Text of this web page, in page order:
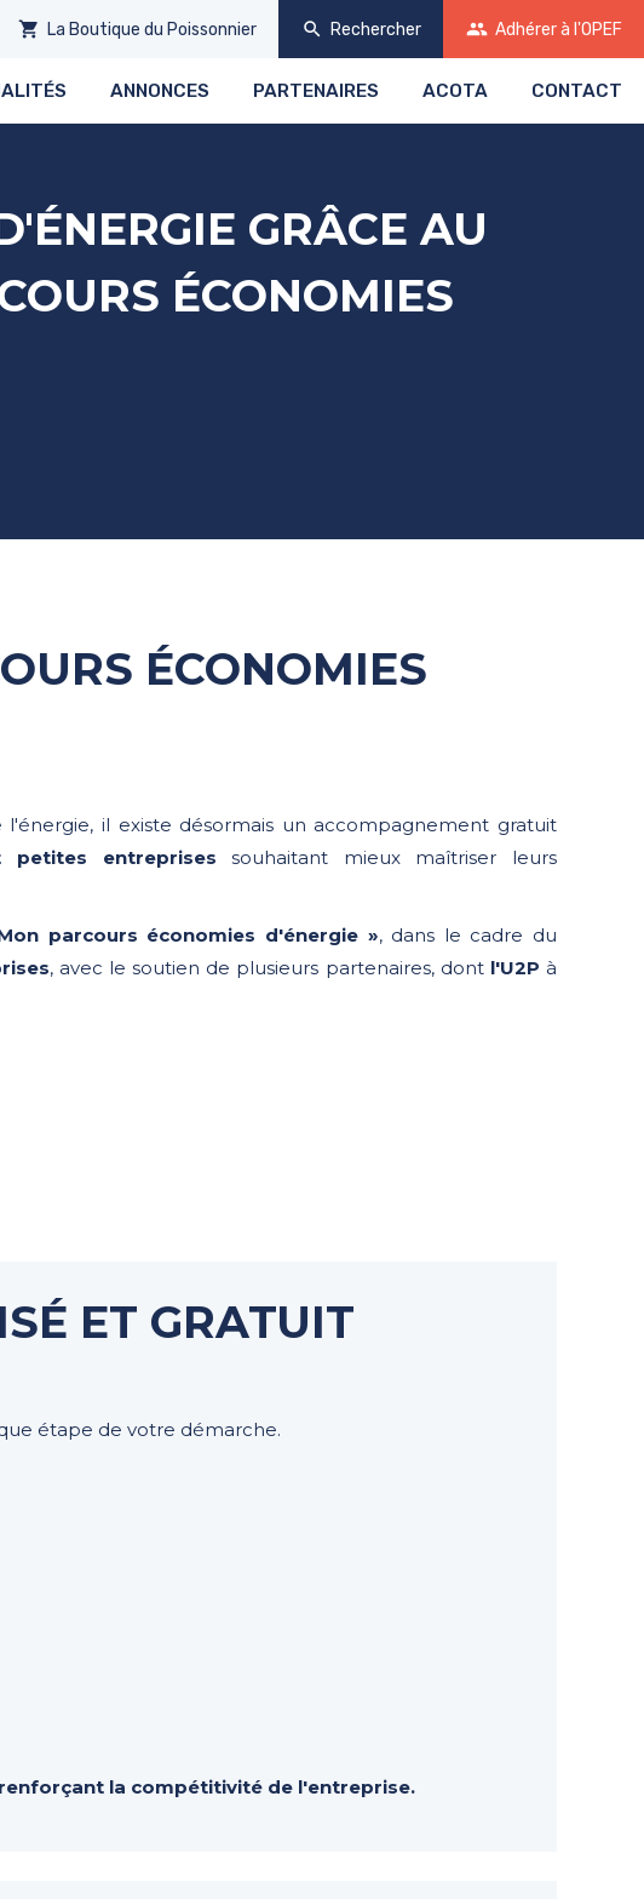
shopping_cart La Boutique du Poissonnier search Rechercher group Adhérerà l'OPEF
ANNONCES PARTENAIRES ACOTA CONTACT
GRÂCE AU
ÉCONOMIES
ÉCONOMIES
il existe désormais un accompagnement gratuit
entreprises souhaitant mieux maîtriser leurs
parcours économies d'énergie », dans le cadre du
, avec le soutien de plusieurs partenaires, dont l'U2P à
ET GRATUIT
étape de votre démarche.
la compétitivité de l'entreprise.